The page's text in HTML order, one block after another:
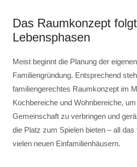
Das Raumkonzept
Lebensphasen
Meist beginnt die Planung der
Familiengründung. Entsprechend
familiengerechtes Raumkonzept im
Kochbereiche und Wohnbereiche,
Gemeinschaft zu verbringen und
die Platz zum Spielen bieten – all
vielen neuen Einfamilienhäusern.